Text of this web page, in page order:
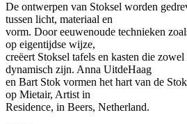
De ontwerpen van Stoksel worden
tussen licht, materiaal en
vorm. Door eeuwenoude technieken
op eigentijdse wijze,
creëert Stoksel tafels en kasten die
dynamisch zijn. Anna UitdeHaag
en Bart Stok vormen het hart van de
op Mietair, Artist in
Residence, in Beers, Netherland.